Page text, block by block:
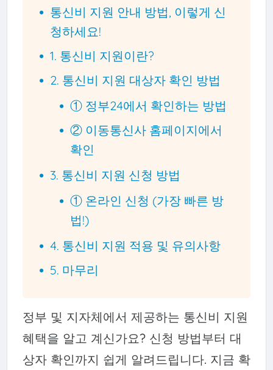
통신비 지원 안내 방법, 이렇게 신
청하세요!
1. 통신비 지원이란?
2. 통신비 지원 대상자 확인 방법
① 정부24에서 확인하는 방법
② 이동통신사 홈페이지에서
확인
3. 통신비 지원 신청 방법
① 온라인 신청 (가장 빠른 방
법!)
4. 통신비 지원 적용 및 유의사항
5. 마무리
정부 및 지자체에서 제공하는 통신비 지원
혜택을 알고 계신가요? 신청 방법부터 대
상자 확인까지 쉽게 알려드립니다. 지금 확